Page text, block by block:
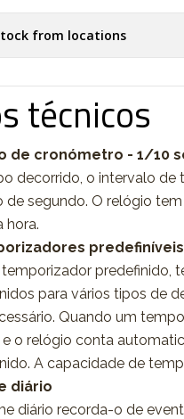
from locations
técnicos
de cronómetro - 1/10
decorrido, o intervalo
de segundo. O relógio
hora.
predefinido,
para vários tipos de
Quando um
e o relógio conta
A capacidade de
diário
diário recorda-o de